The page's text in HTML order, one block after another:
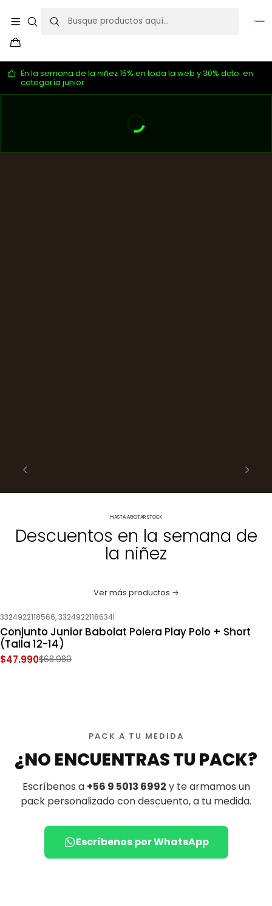
En la semana de la niñez 15% en toda la web y 30% dcto. en
categoría junior
HASTA AGOTAR STOCK
Descuentos en la semana de
la niñez
Ver más productos
-30%OFF
Nuevo
3324922118566, 3324922118634|
Conjunto Junior Babolat Polera Play Polo + Short
(Talla 12-14)
$47.990$68.980
PACK A TU MEDIDA
¿NO ENCUENTRAS TU PACK?
Escríbenos a +56 9 5013 6992 y te armamos un
pack personalizado con descuento, a tu medida.
Escríbenos por WhatsApp